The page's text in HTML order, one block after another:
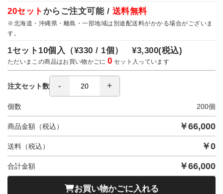
20セット からご注文可能 / 送料無料
※北海道・沖縄県・離島・一部地域は別途配送料がかかる場合がございま
す。
1セット10個入（¥330 / 1個）¥3,300(税込)
ただいまこの商品はお買い物かごに0 セット入っています
注文セット数
個数 200個
商品金額（税込） ￥66,000
送料（税込） ￥0
合計金額 ￥66,000
お買い物かごに入れる